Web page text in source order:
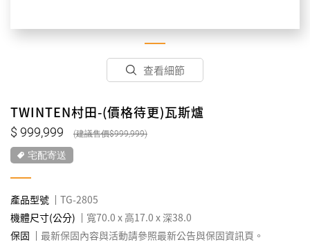
查看細節
TWINTEN村田-(價格待更)瓦斯爐
999,999 999,999
宅配寄送
產品型號
TG-2805
機體尺寸(公分)
寬70.0 x 高17.0 x 深38.0
保固
最新保固內容與活動請參照最新公告與保固資訊頁。